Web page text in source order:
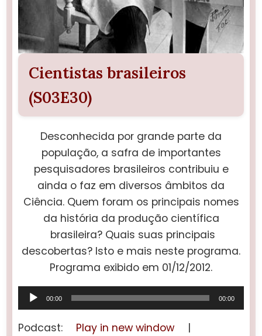
Cientistas brasileiros
(S03E30)
Desconhecida por grande parte da
população, a safra de importantes
pesquisadores brasileiros contribuiu e
ainda o faz em diversos âmbitos da
Ciência. Quem foram os principais nomes
da história da produção científica
brasileira? Quais suas principais
descobertas? Isto e mais neste programa.
Programa exibido em 01/12/2012.
Tocador
de
áudio
00:00 00:00
Podcast: Play in new window
|